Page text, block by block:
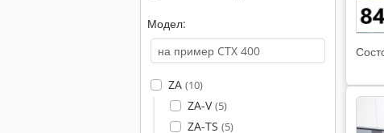
Модел:
ZA (10)
ZA-V(5)
ZA-TS (5)